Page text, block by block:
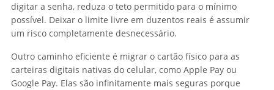
digitar a senha, reduza o teto permitido para o mínimo
possível. Deixar o limite livre em duzentos reais é assumir
um risco completamente desnecessário.
Outro caminho eficiente é migrar o cartão físico para as
carteiras digitais nativas do celular, como Apple Pay ou
Google Pay. Elas são infinitamente mais seguras porque